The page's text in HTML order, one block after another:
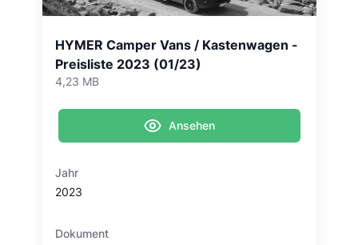
HYMER Camper Vans / Kastenwagen -
Preisliste 2023 (01/23)
4,23 MB
Ansehen
Jahr
2023
Dokument